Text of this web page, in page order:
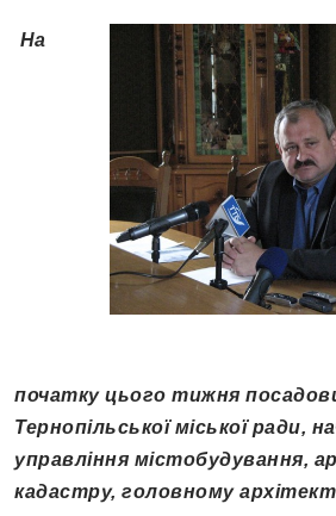
На
початку цього тижня
Тернопільської міської ради,
управління містобудування,
кадастру, головному